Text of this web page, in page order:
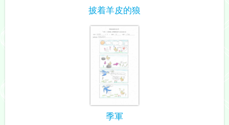
披着羊皮的狼
季軍